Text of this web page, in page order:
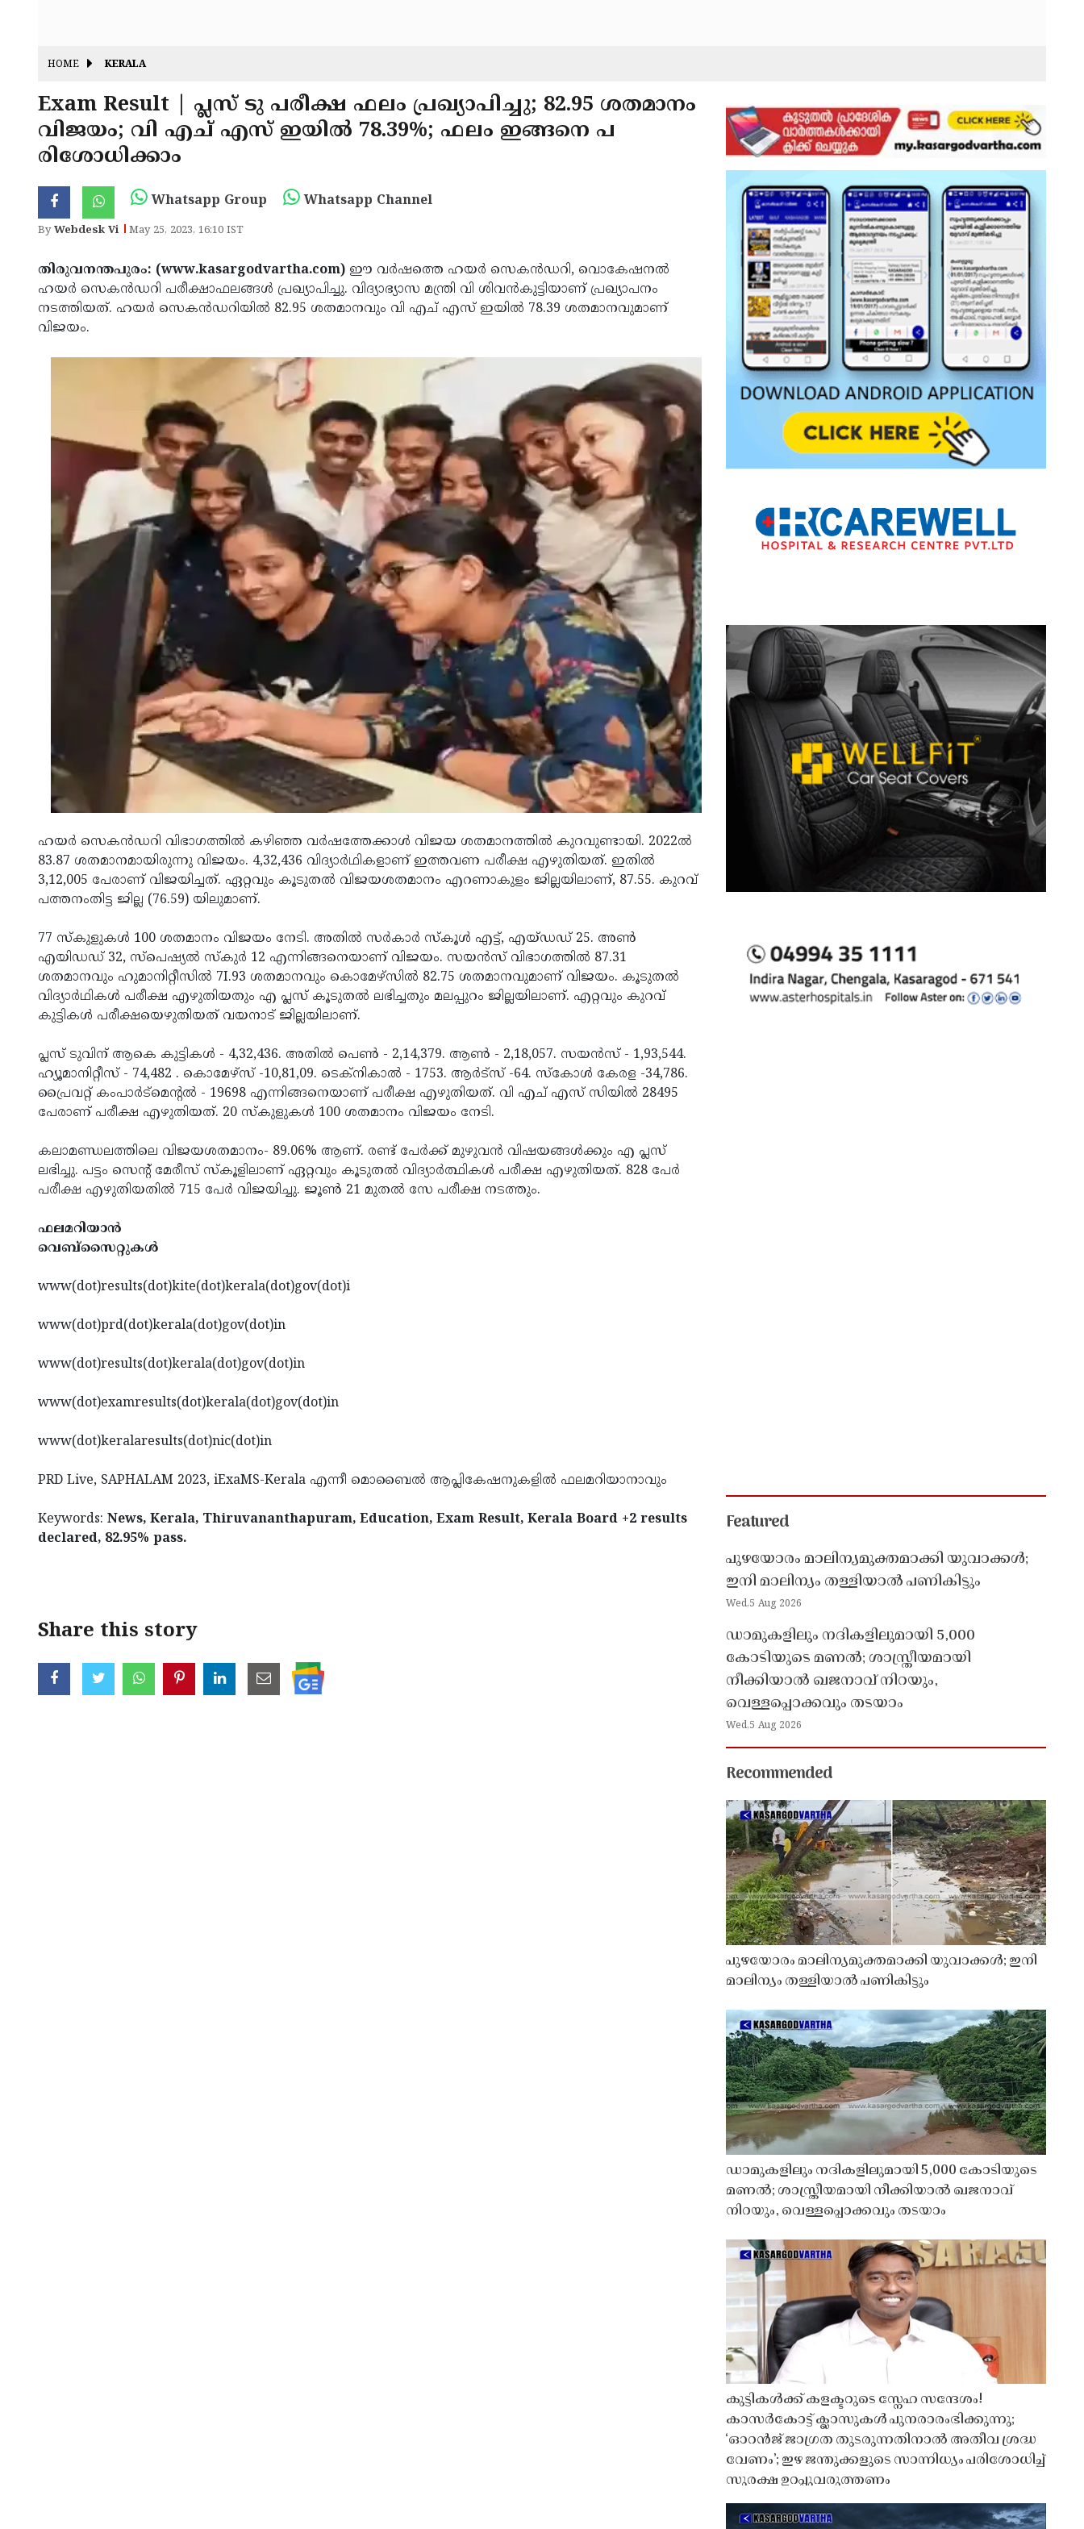
HOME KERALA
Exam Result | പ്ലസ്‌ ടു പരീക്ഷ ഫലം പ്രഖ്യാപിച്ചു; 82.95 ശതമാനം
വിജയം; വി എച് എസ്‍ ഇയിൽ 78.39%; ഫലം ഇങ്ങനെ പ
രിശോധിക്കാം
Whatsapp Group Whatsapp Channel
ByWebdesk Vi May 25, 2023, 16:10 IST
തിരുവനന്തപുരം: (www.kasargodvartha.com) ഈ വർഷത്തെ ഹയർ സെകൻഡറി, വൊകേഷനൽ
ഹയർ സെകൻഡറി പരീക്ഷാഫലങ്ങൾ പ്രഖ്യാപിച്ചു. വിദ്യാഭ്യാസ മന്ത്രി വി ശിവൻകുട്ടിയാണ് പ്രഖ്യാപനം
നടത്തിയത്. ഹയർ സെകൻഡറിയിൽ 82.95 ശതമാനവും വി എച് എസ് ഇയിൽ 78.39 ശതമാനവുമാണ്
വിജയം.
ഹയർ സെകൻഡറി വിഭാഗത്തിൽ കഴിഞ്ഞ വർഷത്തേക്കാൾ വിജയ ശതമാനത്തിൽ കുറവുണ്ടായി. 2022ൽ
83.87 ശതമാനമായിരുന്നു വിജയം. 4,32,436 വിദ്യാർഥികളാണ് ഇത്തവണ പരീക്ഷ എഴുതിയത്. ഇതിൽ
3,12,005 പേരാണ് വിജയിച്ചത്. ഏറ്റവും കൂടുതൽ വിജയശതമാനം എറണാകുളം ജില്ലയിലാണ്, 87.55. കുറവ്‌
പത്തനംതിട്ട ജില്ല (76.59) യിലുമാണ്‌.
77 സ്കുളുകൾ 100 ശതമാനം വിജയം നേടി. അതിൽ സർകാർ സ്കൂൾ എട്ട്, എയ്ഡഡ് 25. അൺ
എയിഡഡ് 32, സ്പെഷ്യൽ സ്കുർ 12 എന്നിങ്ങനെയാണ് വിജയം. സയൻസ്‌ വിഭാഗത്തിൽ 87.31
ശതമാനവും ഹുമാനിറ്റീസിൽ 7I.93 ശതമാനവും കൊമേഴ്‌സിൽ 82.75 ശതമാനവുമാണ്‌ വിജയം. കൂടുതൽ
വിദ്യാർഥികൾ പരീക്ഷ എഴുതിയതും എ പ്ലസ് കൂടുതൽ ലഭിച്ചതും മലപ്പുറം ജില്ലയിലാണ്. എറ്റവും കുറവ്
കുട്ടികൾ പരീക്ഷയെഴുതിയത് വയനാട് ജില്ലയിലാണ്.
പ്ലസ് ടുവിന് ആകെ കുട്ടികൾ - 4,32,436. അതിൽ പെൺ - 2,14,379. ആൺ - 2,18,057. സയൻസ് - 1,93,544.
ഹ്യൂമാനിറ്റീസ് - 74,482 . കൊമേഴ്സ് -10,81,09. ടെക്നികാൽ - 1753. ആർട്സ് -64. സ്കോൾ കേരള -34,786.
പ്രൈവറ്റ് കംപാർട്മെന്റൽ - 19698 എന്നിങ്ങനെയാണ് പരീക്ഷ എഴുതിയത്. വി എച് എസ് സിയിൽ 28495
പേരാണ് പരീക്ഷ എഴുതിയത്. 20 സ്കുളുകൾ 100 ശതമാനം വിജയം നേടി.
കലാമണ്ഡലത്തിലെ വിജയശതമാനം- 89.06% ആണ്. രണ്ട് പേ‍ർക്ക് മുഴുവൻ വിഷയങ്ങൾക്കും എ പ്ലസ്
ലഭിച്ചു. പട്ടം സെന്റ് മേരീസ് സ്കൂളിലാണ് ഏറ്റവും കൂടുതൽ വിദ്യാർത്ഥികൾ പരീക്ഷ എഴുതിയത്. 828 പേർ
പരീക്ഷ എഴുതിയതിൽ 715 പേർ വിജയിച്ചു. ജൂൺ 21 മുതൽ സേ പരീക്ഷ നടത്തും.
ഫലമറിയാൻ
വെബ്‌സൈറ്റുകൾ
www(dot)results(dot)kite(dot)kerala(dot)gov(dot)i
www(dot)prd(dot)kerala(dot)gov(dot)in
www(dot)results(dot)kerala(dot)gov(dot)in
www(dot)examresults(dot)kerala(dot)gov(dot)in
www(dot)keralaresults(dot)nic(dot)in
PRD Live, SAPHALAM 2023, iExaMS-Kerala എന്നീ മൊബൈൽ ആപ്ലികേഷനുകളിൽ ഫലമറിയാനാവും
Keywords: News, Kerala, Thiruvananthapuram, Education, Exam Result, Kerala Board +2 results
declared, 82.95% pass.
Share this story
Featured
പുഴയോരം മാലിന്യമുക്തമാക്കി യുവാക്കൾ;
ഇനി മാലിന്യം തള്ളിയാൽ പണികിട്ടും
Wed,5 Aug 2026
ഡാമുകളിലും നദികളിലുമായി 5,000
കോടിയുടെ മണൽ; ശാസ്ത്രീയമായി
നീക്കിയാൽ ഖജനാവ് നിറയും,
വെള്ളപ്പൊക്കവും തടയാം
Wed,5 Aug 2026
Recommended
പുഴയോരം മാലിന്യമുക്തമാക്കി യുവാക്കൾ; ഇനി
മാലിന്യം തള്ളിയാൽ പണികിട്ടും
ഡാമുകളിലും നദികളിലുമായി 5,000 കോടിയുടെ
മണൽ; ശാസ്ത്രീയമായി നീക്കിയാൽ ഖജനാവ്
നിറയും, വെള്ളപ്പൊക്കവും തടയാം
കുട്ടികൾക്ക് കളക്ടറുടെ സ്നേഹ സന്ദേശം!
കാസർകോട്ട് ക്ലാസുകൾ പുനരാരംഭിക്കുന്നു;
‘ഓറൻജ് ജാഗ്രത തുടരുന്നതിനാൽ അതീവ ശ്രദ്ധ
വേണം’; ഇഴ ജന്തുക്കളുടെ സാന്നിധ്യം പരിശോധിച്ച്
സുരക്ഷ ഉറപ്പുവരുത്തണം